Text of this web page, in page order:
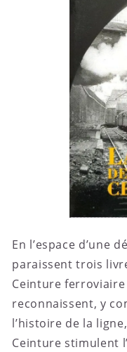
En l’espace d’une
paraissent trois
Ceinture
reconnaissent, y
l’histoire de la
Ceinture stimulent